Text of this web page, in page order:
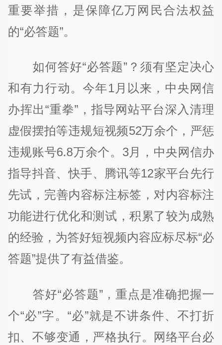
重要举措，是保障亿万网民合法权益
的“必答题”。
如何答好“必答题”？须有坚定决心
和有力行动。今年1月以来，中央网信
办挥出“重拳”，指导网站平台深入清理
虚假摆拍等违规短视频52万余个，严惩
违规账号6.8万余个。3月，中央网信办
指导抖音、快手、腾讯等12家平台先行
先试，完善内容标注标签，对内容标注
功能进行优化和测试，积累了较为成熟
的经验，为答好短视频内容应标尽标“必
答题”提供了有益借鉴。
答好“必答题”，重点是准确把握一
个“必”字。“必”就是不讲条件、不打折
扣、不够变通，严格执行。网络平台必